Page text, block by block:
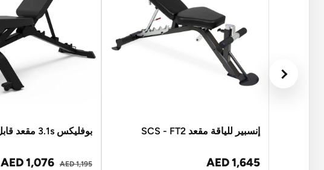
إنسبير للياقة مقعد SCS - FT2
AED 1,645
بوفليكس 3.1s مقعد قابل للتعديل
AED 1,076 AED 1,195